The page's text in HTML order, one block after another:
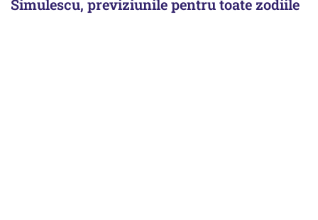
Simulescu, previziunile pentru toate zodiile